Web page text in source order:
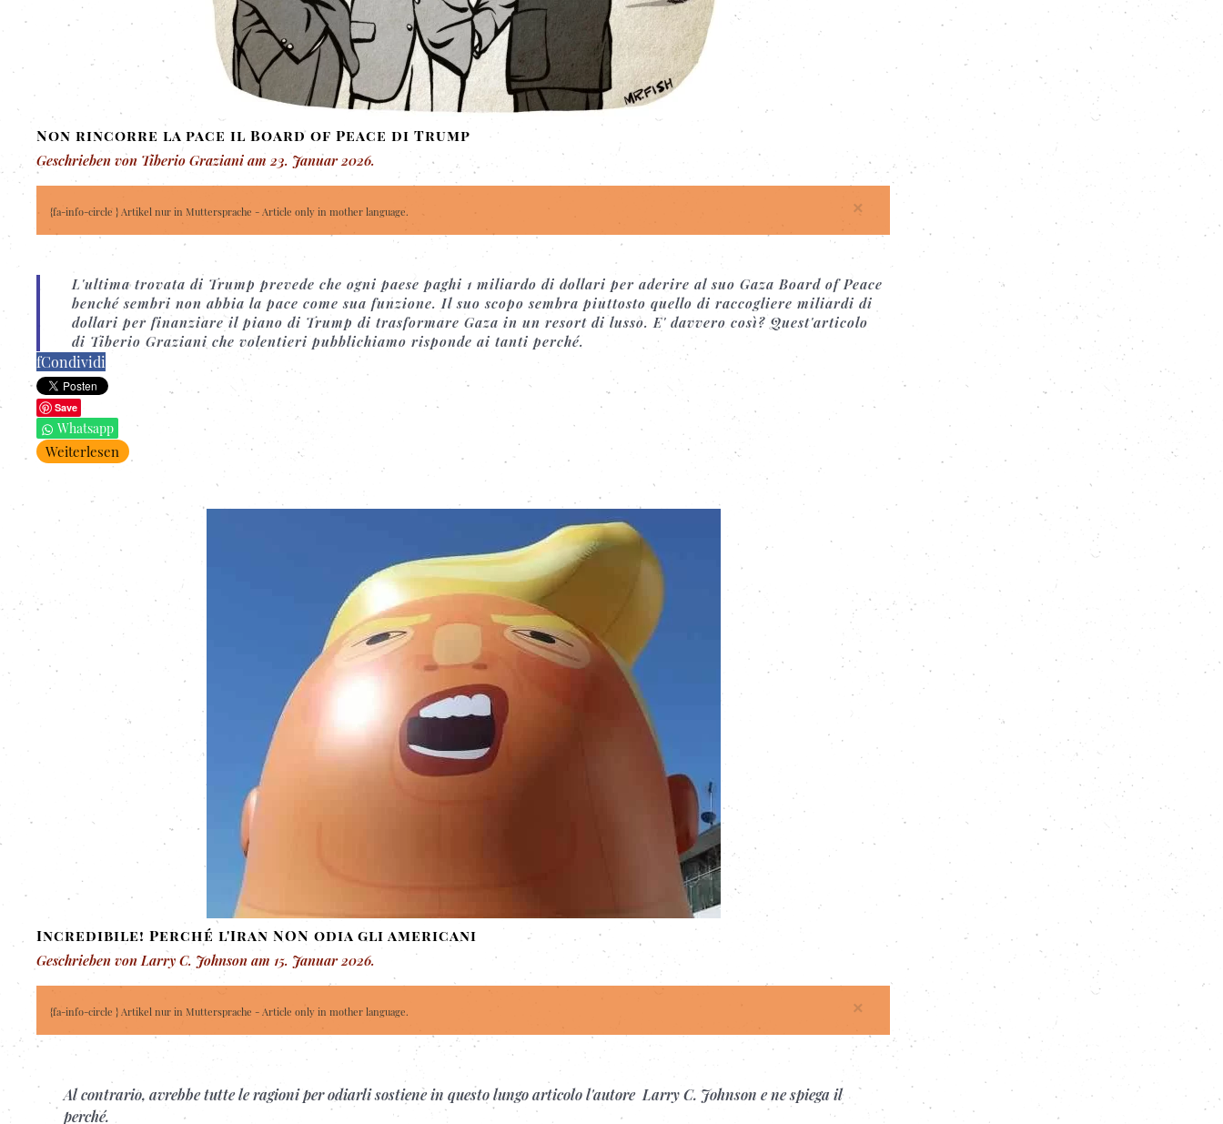
Non rincorre la pace il Board of Peace di Trump
Geschrieben von Tiberio Graziani am 23. Januar 2026.
×
{fa-info-circle } Artikel nur in Muttersprache - Article only in mother language.
L'ultima trovata di Trump prevede che ogni paese paghi 1 miliardo di dollari per aderire al suo Gaza Board of Peace
benché sembri non abbia la pace come sua funzione. Il suo scopo sembra piuttosto quello di raccogliere miliardi di
dollari per finanziare il piano di Trump di trasformare Gaza in un resort di lusso. E' davvero così? Quest'articolo
di Tiberio Graziani che volentieri pubblichiamo risponde ai tanti perché.
fCondividi
Save
Whatsapp
Weiterlesen
Incredibile! Perché l'Iran NON odia gli americani
Geschrieben von Larry C. Johnson am 15. Januar 2026.
×
{fa-info-circle } Artikel nur in Muttersprache - Article only in mother language.
Al contrario, avrebbe tutte le ragioni per odiarli sostiene in questo lungo articolo l'autore Larry C. Johnson e ne spiega il
perché.